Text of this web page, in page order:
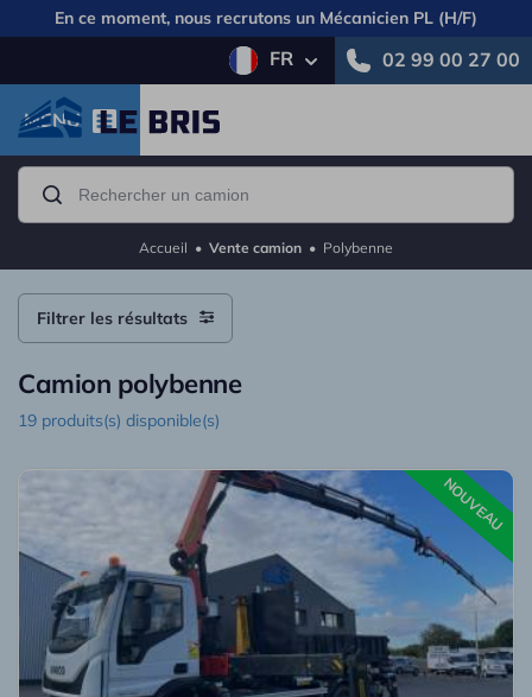
En ce moment, nous recrutons un Mécanicien PL (H/F)
FR 02 99 00 27 00
MENU
Accueil • Vente camion • Polybenne
Filtrer les résultats
Camion polybenne
19 produits(s) disponible(s)